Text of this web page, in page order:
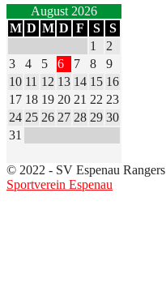
August 2026
M D M D F S
S
1
2
3
4 5 6 7 8
9
10 11 12 13 14 15 16
17 18 19 20 21 22 23
24 25 26 27 28 29 30
31
© 2022 - SV Espenau Rangers
Sportverein Espenau